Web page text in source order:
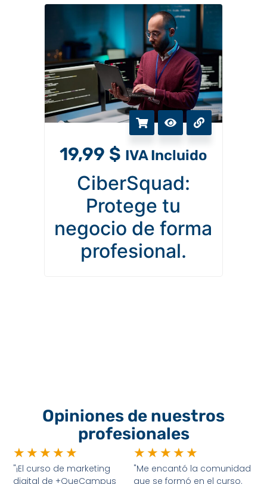
19,99 $ IVA Incluido
CiberSquad:
Protege tu
negocio de forma
profesional.
Opiniones de nuestros
profesionales
★ ★ ★ ★ ★
"¡El curso de marketing
digital de +QueCampus
★ ★ ★ ★ ★
"Me encantó la comunidad
que se formó en el curso.